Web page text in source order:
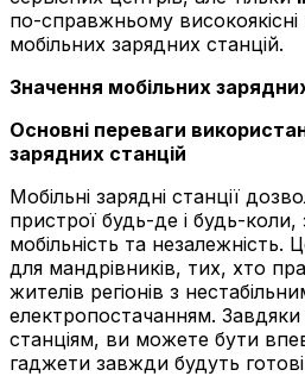
по-справжньому
мобільних зарядних станцій.
Значення мобільних
Основні переваги
зарядних станцій
Мобільні зарядні станції
пристрої будь-де і будь-
мобільність та
для мандрівників, тих, хто
жителів регіонів з
електропостачанням.
станціям, ви можете бути
гаджети завжди будуть